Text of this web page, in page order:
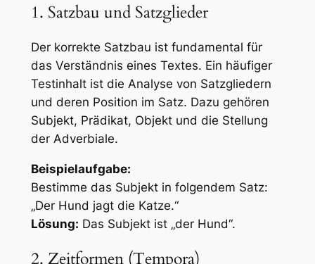
1. Satzbau und Satzglieder
Der korrekte Satzbau ist fundamental für
das Verständnis eines Textes. Ein häufiger
Testinhalt ist die Analyse von Satzgliedern
und deren Position im Satz. Dazu gehören
Subjekt, Prädikat, Objekt und die Stellung
der Adverbiale.
Beispielaufgabe:
Bestimme das Subjekt in folgendem Satz:
„Der Hund jagt die Katze.“
Lösung: Das Subjekt ist „der Hund“.
2. Zeitformen (Tempora)